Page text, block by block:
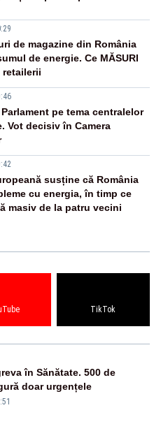
de magazine din România
de energie. Ce MĂSURI
retailerii
pe tema centralelor
Vot decisiv în Camera
susține că România
cu energia, în timp ce
masiv de la patru vecini
TikTok
în Sănătate. 500 de
doar urgențele